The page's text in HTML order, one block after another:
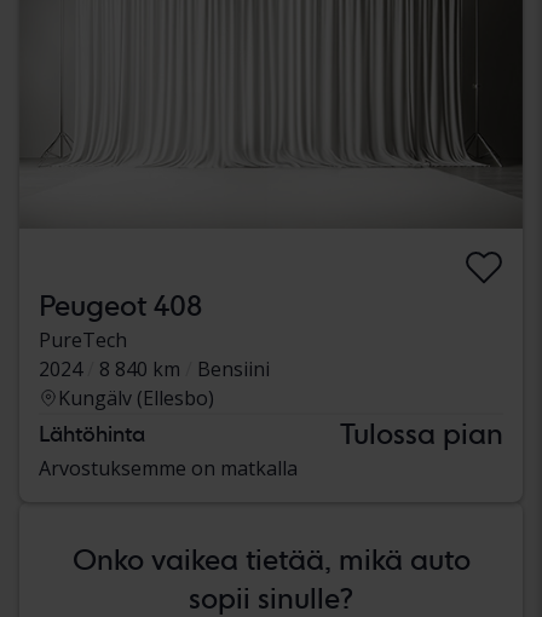
Peugeot 408
PureTech
2024
8 840 km
Bensiini
Kungälv (Ellesbo)
Lähtöhinta Tulossa pian
Arvostuksemme on matkalla
Onko vaikea tietää, mikä auto
sopii sinulle?